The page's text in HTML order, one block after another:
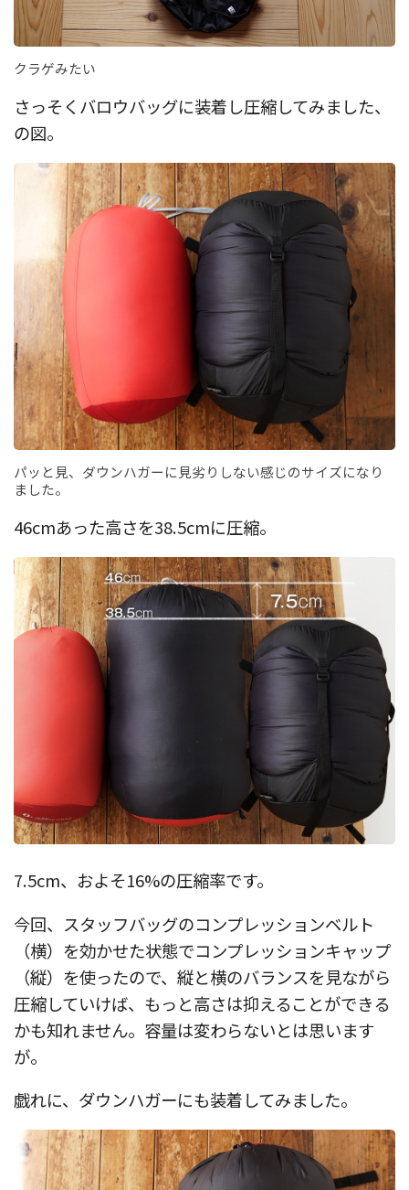
クラゲみたい
さっそくバロウバッグに装着し圧縮してみました、
の図。
パッと見、ダウンハガーに見劣りしない感じのサイズになり
ました。
46cmあった高さを38.5cmに圧縮。
7.5cm、およそ16%の圧縮率です。
今回、スタッフバッグのコンプレッションベルト
（横）を効かせた状態でコンプレッションキャップ
（縦）を使ったので、縦と横のバランスを見ながら
圧縮していけば、もっと高さは抑えることができる
かも知れません。容量は変わらないとは思います
が。
戯れに、ダウンハガーにも装着してみました。